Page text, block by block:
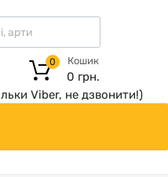
Viber, не дзвонити!)
Кошик
0 грн.
0